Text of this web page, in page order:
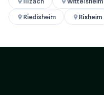
Riedisheim
Rixheim